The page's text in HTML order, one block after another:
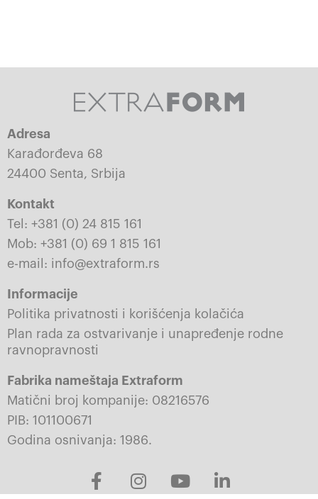
Adresa
Karađorđeva 68
24400 Senta, Srbija
Kontakt
Tel: +381 (0) 24 815 161
Mob: +381 (0) 69 1 815 161
e-mail: info@extraform.rs
Informacije
Politika privatnosti i korišćenja kolačića
Plan rada za ostvarivanje i unapređenje rodne
ravnopravnosti
Fabrika nameštaja Extraform
Matični broj kompanije: 08216576
PIB: 101100671
Godina osnivanja: 1986.
F
a
I
n
Y
o
i